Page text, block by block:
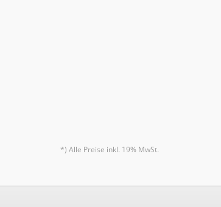
*) Alle Preise inkl. 19% MwSt.